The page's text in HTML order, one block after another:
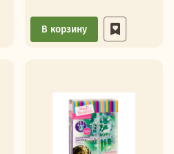
В корзину